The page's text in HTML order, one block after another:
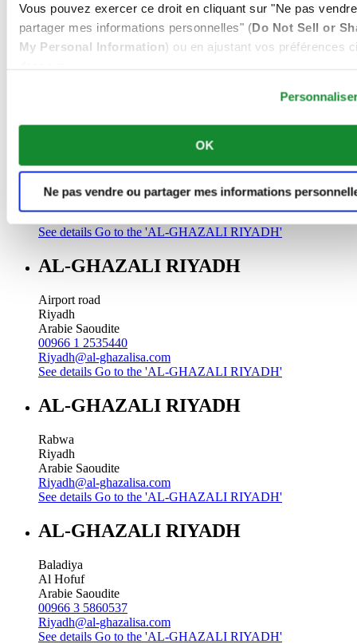
Vous pouvez exercer ce droit en cliquant sur "Ne pas
partager mes informations personnelles" (Do Not Sell or
My Personal Information) ou en ajustant vos préférences
OK
Ne pas vendre ou partager mes informations
Olaya
Riyadh
Arabie Saoudite
Go to the 'AL-GHAZALI RIYADH'
AL-GHAZALI RIYADH
Riyadh
Arabie Saoudite
See details Go to the 'AL-GHAZALI RIYADH'
AL-GHAZALI RIYADH
Airport road
Riyadh
Arabie Saoudite
00966 1 2535440
Riyadh@al-ghazalisa.com
See details Go to the 'AL-GHAZALI RIYADH'
AL-GHAZALI RIYADH
Rabwa
Riyadh
Arabie Saoudite
Riyadh@al-ghazalisa.com
See details Go to the 'AL-GHAZALI RIYADH'
AL-GHAZALI RIYADH
Baladiya
Al Hofuf
Arabie Saoudite
00966 3 5860537
Riyadh@al-ghazalisa.com
See details Go to the 'AL-GHAZALI RIYADH'